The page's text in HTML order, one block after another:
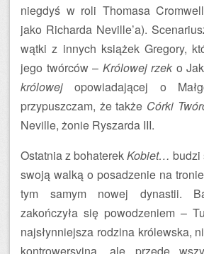
niegdyś w roli Thomasa
jako Richarda Neville’a).
wątki z innych książek Gregory,
jego twórców – Królowej rzek o
królowej opowiadającej o
przypuszczam, że także Córki
Neville, żonie Ryszarda III.
Ostatnia z bohaterekKobiet… budzi
swoją walką o posadzenie na
tym samym nowej dynastii.
zakończyła się powodzeniem –
najsłynniejsza rodzina królewska,